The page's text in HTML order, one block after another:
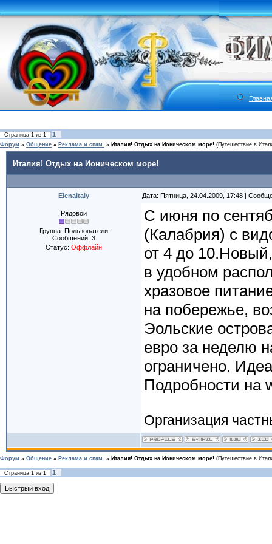
Страница 1 из 1 1
Форум » Общение » Реклама и спам. » Италия! Отдых на Ионическом море! (Путешествие в
Италия! Отдых на Ионическом море!
ElenaItaly Дата: Пятница, 24.04.2009, 17:48 |
Рядовой
Группа: Пользователи
Сообщений: 3
Статус: Оффлайн
С июня по
(Калабрия) с
от 4 до
в удобном
хразовое
на побережье,
Эольские
евро за неделю
ограничено.
Подробности на
Организация
Форум » Общение » Реклама и спам. » Италия! Отдых на Ионическом море! (Путешествие в
Страница 1 из 1 1